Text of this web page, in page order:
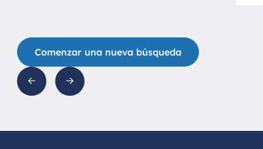
Comenzar una nueva búsqueda